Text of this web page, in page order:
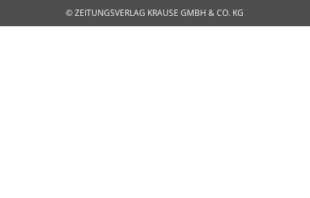
© ZEITUNGSVERLAG KRAUSE GMBH & CO. KG